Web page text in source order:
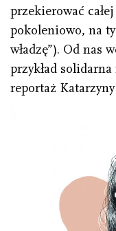
przekierować
pokoleniowo, na
władzę”). Od nas
przykład
reportaż